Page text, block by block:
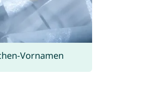
Vornamen